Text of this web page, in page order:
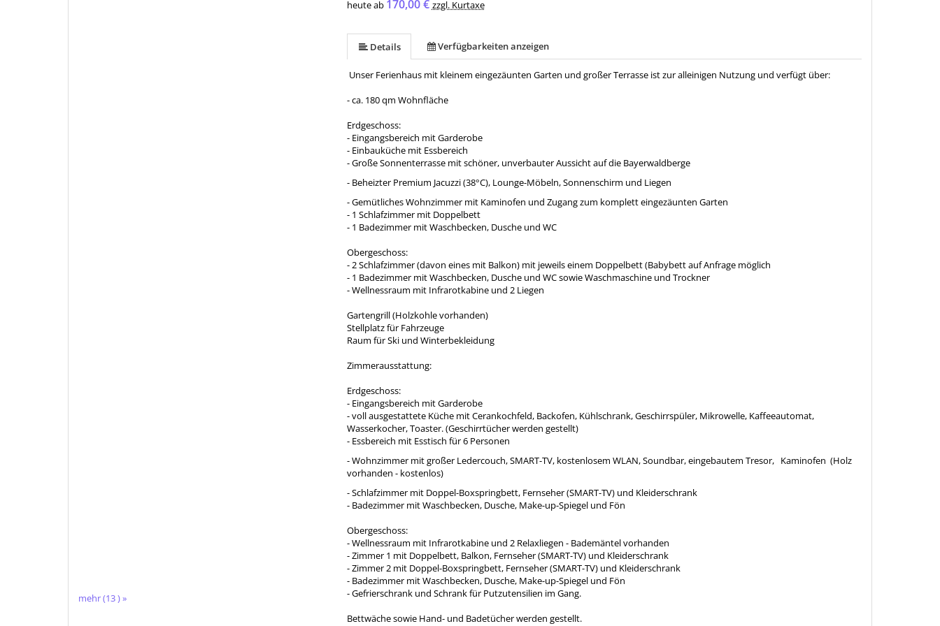
mehr (13 ) »
heute ab 170,00 € zzgl. Kurtaxe
Details Verfügbarkeiten anzeigen
Unser Ferienhaus mit kleinem eingezäunten Garten und großer Terrasse ist zur alleinigen Nutzung und verfügt über:
- ca. 180 qm Wohnfläche
Erdgeschoss:
- Eingangsbereich mit Garderobe
- Einbauküche mit Essbereich
- Große Sonnenterrasse mit schöner, unverbauter Aussicht auf die Bayerwaldberge
- Beheizter Premium Jacuzzi (38°C), Lounge-Möbeln, Sonnenschirm und Liegen
- Gemütliches Wohnzimmer mit Kaminofen und Zugang zum komplett eingezäunten Garten
- 1 Schlafzimmer mit Doppelbett
- 1 Badezimmer mit Waschbecken, Dusche und WC
Obergeschoss:
- 2 Schlafzimmer (davon eines mit Balkon) mit jeweils einem Doppelbett (Babybett auf Anfrage möglich
- 1 Badezimmer mit Waschbecken, Dusche und WC sowie Waschmaschine und Trockner
- Wellnessraum mit Infrarotkabine und 2 Liegen
Gartengrill (Holzkohle vorhanden)
Stellplatz für Fahrzeuge
Raum für Ski und Winterbekleidung
Zimmerausstattung:
Erdgeschoss:
- Eingangsbereich mit Garderobe
- voll ausgestattete Küche mit Cerankochfeld, Backofen, Kühlschrank, Geschirrspüler, Mikrowelle, Kaffeeautomat,
Wasserkocher, Toaster. (Geschirrtücher werden gestellt)
- Essbereich mit Esstisch für 6 Personen
- Wohnzimmer mit großer Ledercouch, SMART-TV, kostenlosem WLAN, Soundbar, eingebautem Tresor, Kaminofen (Holz
vorhanden - kostenlos)
- Schlafzimmer mit Doppel-Boxspringbett, Fernseher (SMART-TV) und Kleiderschrank
- Badezimmer mit Waschbecken, Dusche, Make-up-Spiegel und Fön
Obergeschoss:
- Wellnessraum mit Infrarotkabine und 2 Relaxliegen - Bademäntel vorhanden
- Zimmer 1 mit Doppelbett, Balkon, Fernseher (SMART-TV) und Kleiderschrank
- Zimmer 2 mit Doppel-Boxspringbett, Fernseher (SMART-TV) und Kleiderschrank
- Badezimmer mit Waschbecken, Dusche, Make-up-Spiegel und Fön
- Gefrierschrank und Schrank für Putzutensilien im Gang.
Bettwäche sowie Hand- und Badetücher werden gestellt.